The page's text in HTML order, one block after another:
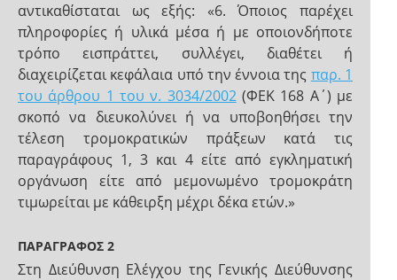
αντικαθίσταται ως εξής: «6. Όποιος παρέχει
πληροφορίες ή υλικά μέσα ή με οποιονδήποτε
τρόπο εισπράττει, συλλέγει, διαθέτει ή
διαχειρίζεται κεφάλαια υπό την έννοια της παρ. 1
του άρθρου 1 του ν. 3034/2002(ΦΕΚ 168 Α΄) με
σκοπό να διευκολύνει ή να υποβοηθήσει την
τέλεση τρομοκρατικών πράξεων κατά τις
παραγράφους 1, 3 και 4 είτε από εγκληματική
οργάνωση είτε από μεμονωμένο τρομοκράτη
τιμωρείται με κάθειρξη μέχρι δέκα ετών.»
ΠΑΡΑΓΡΑΦΟΣ 2
Στη Διεύθυνση Ελέγχου της Γενικής Διεύθυνσης